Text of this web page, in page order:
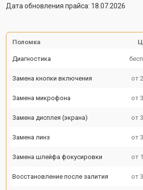
Дата обновления прайса: 18.07.2026
Поломка
Диагностика
Замена кнопки включения от
Замена микрофона от
Замена дисплея (экрана) от
Замена линз от
Замена шлейфа фокусировки от
Восстановление после залития от